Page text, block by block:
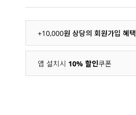
+10,000원 상당의 회원가입 혜택
앱 설치시 10% 할인쿠폰